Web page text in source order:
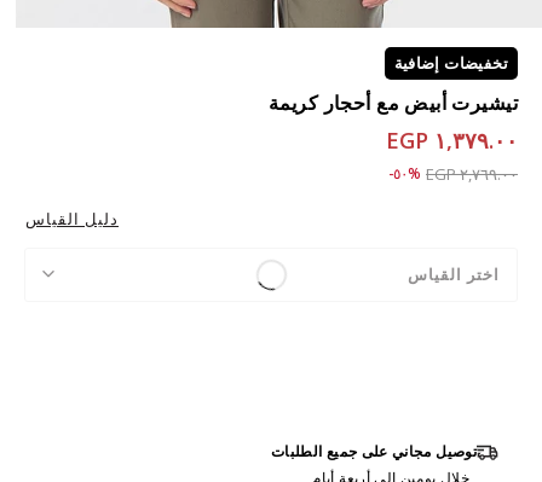
تخفيضات إضافية
تيشيرت أبيض مع أحجار كريمة
١,٣٧٩.٠٠ EGP
Price reduced from
٢,٧٦٩.٠٠ EGP to ١,٣٧٩.٠٠ EGP%٥٠-
دليل القياس
اختر القياس
توصيل مجاني على جميع الطلبات
خلال يومين إلى أربعة أيام